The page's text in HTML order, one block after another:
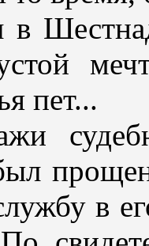
в
пет...
в